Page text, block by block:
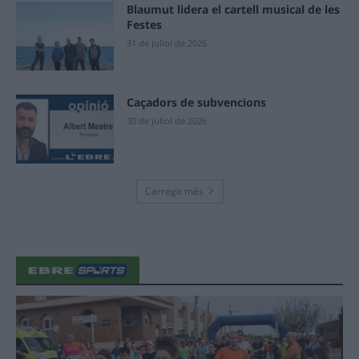
Blaumut lidera el cartell musical de les
Festes
31 de juliol de 2026
Caçadors de subvencions
30 de juliol de 2026
Carrega més